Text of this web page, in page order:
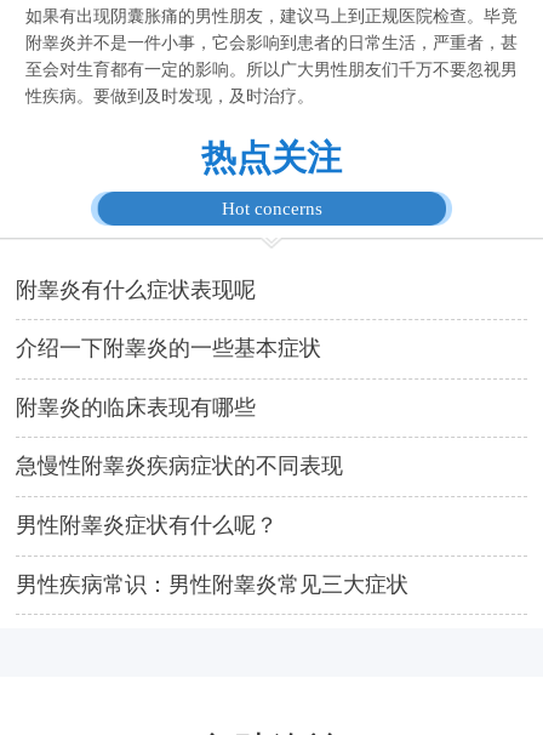
如果有出现阴囊胀痛的男性朋友，建议马上到正规医院检查。毕竟
附睾炎并不是一件小事，它会影响到患者的日常生活，严重者，甚
至会对生育都有一定的影响。所以广大男性朋友们千万不要忽视男
性疾病。要做到及时发现，及时治疗。
热点关注
Hot concerns
附睾炎有什么症状表现呢
介绍一下附睾炎的一些基本症状
附睾炎的临床表现有哪些
急慢性附睾炎疾病症状的不同表现
男性附睾炎症状有什么呢？
男性疾病常识：男性附睾炎常见三大症状